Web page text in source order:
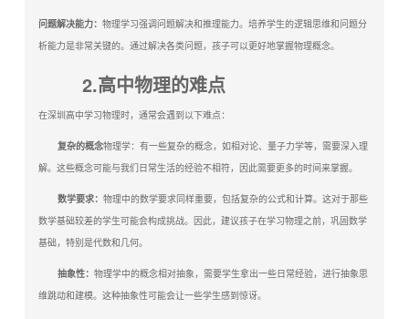
问题解决能力：物理学习强调问题解决和推理能力。培养学生的逻辑思维和问题分
析能力是非常关键的。通过解决各类问题，孩子可以更好地掌握物理概念。
2.高中物理的难点
在深圳高中学习物理时，通常会遇到以下难点：
复杂的概念物理学：有一些复杂的概念，如相对论、量子力学等，需要深入理
解。这些概念可能与我们日常生活的经验不相符，因此需要更多的时间来掌握。
数学要求：物理中的数学要求同样重要，包括复杂的公式和计算。这对于那些
数学基础较差的学生可能会构成挑战。因此，建议孩子在学习物理之前，巩固数学
基础，特别是代数和几何。
抽象性：物理学中的概念相对抽象，需要学生拿出一些日常经验，进行抽象思
维跳动和建模。这种抽象性可能会让一些学生感到惊讶。